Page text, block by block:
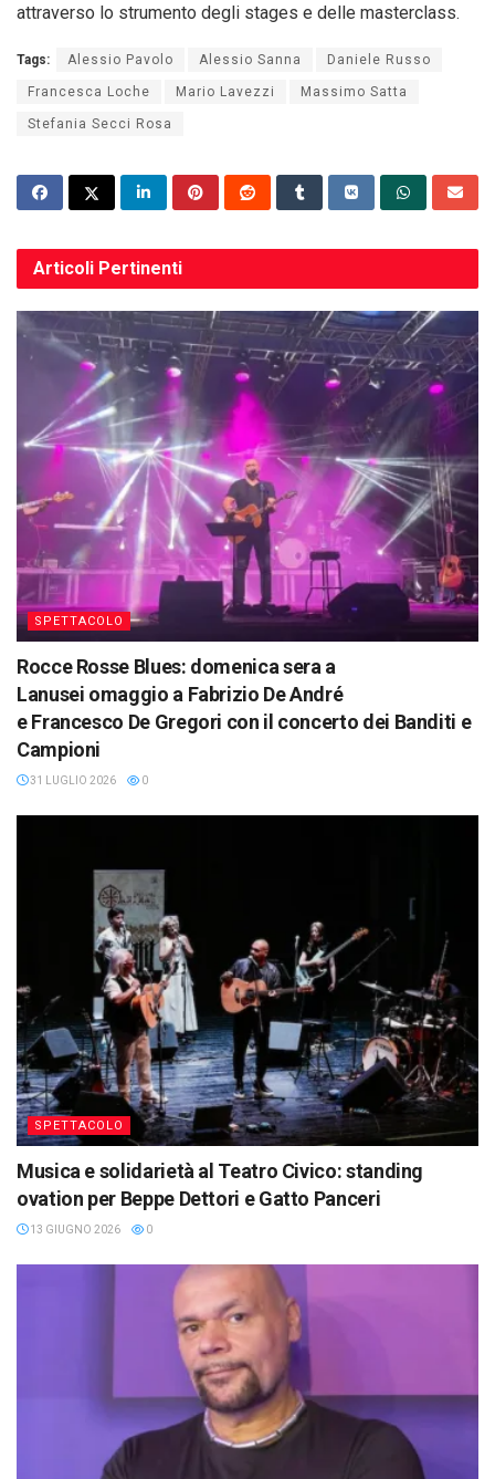
attraverso lo strumento degli stages e delle masterclass.
Tags: Alessio Pavolo Alessio Sanna Daniele Russo
Francesca Loche Mario Lavezzi Massimo Satta
Stefania Secci Rosa
Articoli Pertinenti
SPETTACOLO
Rocce Rosse Blues: domenica sera a
Lanusei omaggio a Fabrizio De André
e Francesco De Gregori con il concerto dei Banditi e
Campioni
31 LUGLIO 2026 0
SPETTACOLO
Musica e solidarietà al Teatro Civico: standing
ovation per Beppe Dettori e Gatto Panceri
13 GIUGNO 2026 0